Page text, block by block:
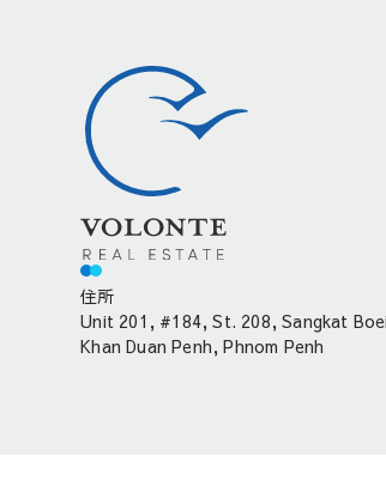
住所
Unit 201, #184, St. 208, Sangkat
Khan Duan Penh, Phnom Penh